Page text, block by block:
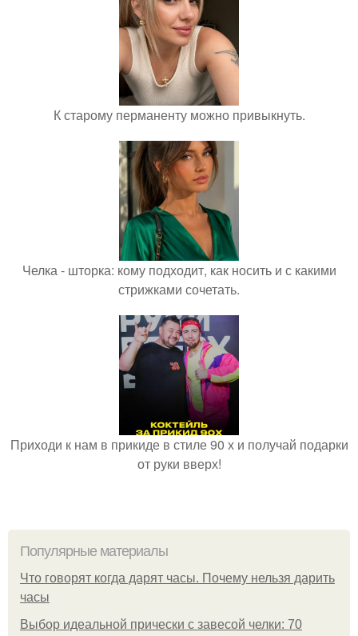
К старому перманенту можно привыкнуть.
Челка - шторка: кому подходит, как носить и с какими
стрижками сочетать.
Приходи к нам в прикиде в стиле 90 х и получай подарки
от руки вверх!
Популярные материалы
Что говорят когда дарят часы. Почему нельзя дарить
часы
Выбор идеальной прически с завесой челки: 70